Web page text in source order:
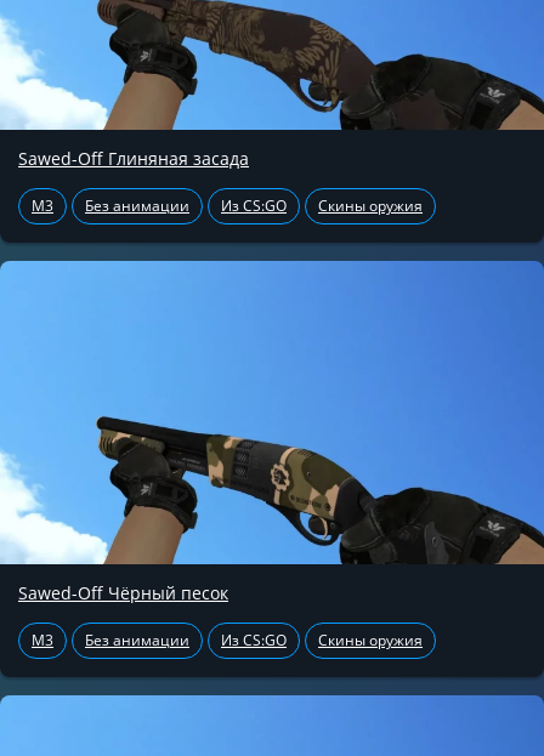
Sawed-Off Глиняная засада
M3 Без анимации Из CS:GO Скины оружия
Sawed-Off Чёрный песок
M3 Без анимации Из CS:GO Скины оружия